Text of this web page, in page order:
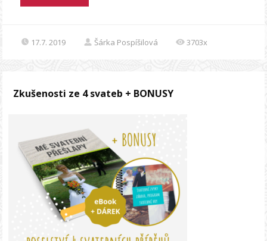
17.7. 2019 Šárka Pospíšilová 3703x
Zkušenosti ze 4 svateb + BONUSY